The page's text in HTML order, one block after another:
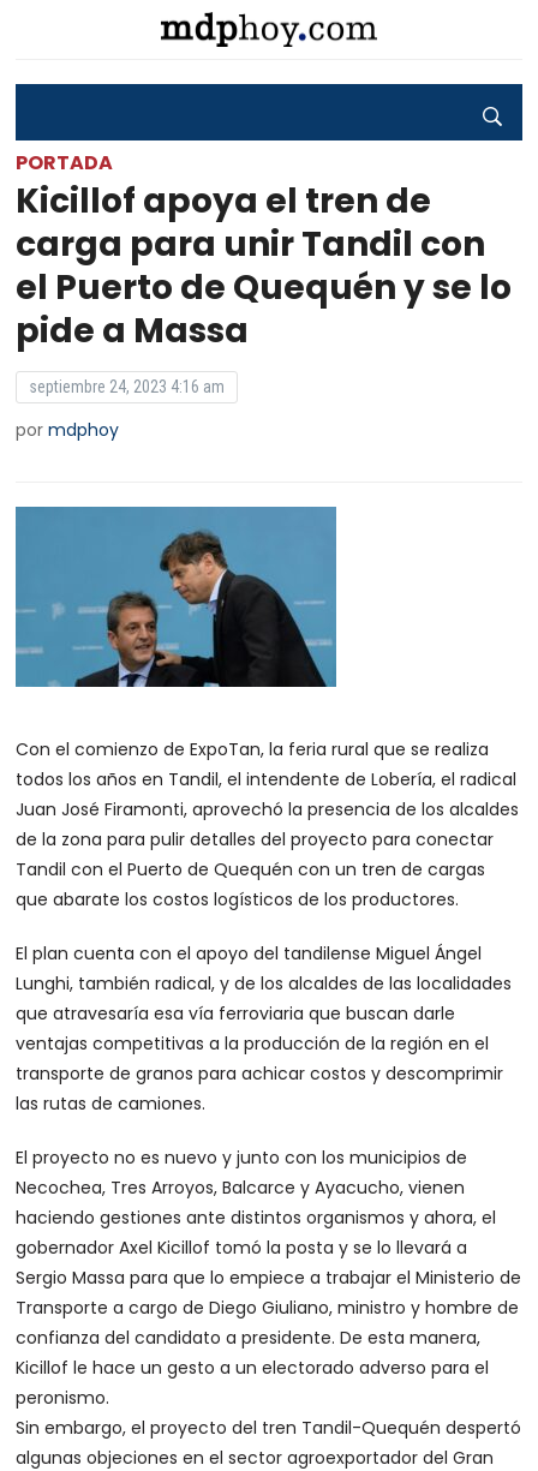
PORTADA
Kicillof apoya el tren de
carga para unir Tandil con
el Puerto de Quequén y se lo
pide a Massa
septiembre 24, 2023 4:16 am
pormdphoy
Con el comienzo de ExpoTan, la feria rural que se realiza
todos los años en Tandil, el intendente de Lobería, el radical
Juan José Firamonti, aprovechó la presencia de los alcaldes
de la zona para pulir detalles del proyecto para conectar
Tandil con el Puerto de Quequén con un tren de cargas
que abarate los costos logísticos de los productores.
El plan cuenta con el apoyo del tandilense Miguel Ángel
Lunghi, también radical, y de los alcaldes de las localidades
que atravesaría esa vía ferroviaria que buscan darle
ventajas competitivas a la producción de la región en el
transporte de granos para achicar costos y descomprimir
las rutas de camiones.
El proyecto no es nuevo y junto con los municipios de
Necochea, Tres Arroyos, Balcarce y Ayacucho, vienen
haciendo gestiones ante distintos organismos y ahora, el
gobernador Axel Kicillof tomó la posta y se lo llevará a
Sergio Massa para que lo empiece a trabajar el Ministerio de
Transporte a cargo de Diego Giuliano, ministro y hombre de
confianza del candidato a presidente. De esta manera,
Kicillof le hace un gesto a un electorado adverso para el
peronismo.
Sin embargo, el proyecto del tren Tandil-Quequén despertó
algunas objeciones en el sector agroexportador del Gran